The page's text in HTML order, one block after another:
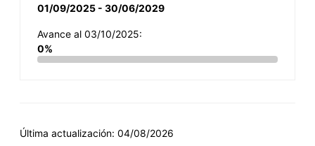
01/09/2025 - 30/06/2029
Avance al 03/10/2025:
0%
Última actualización: 04/08/2026